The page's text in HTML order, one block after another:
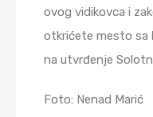
ovog vidikovca i
otkrićete mesto sa
na utvrđenje
Foto: Nenad Marić